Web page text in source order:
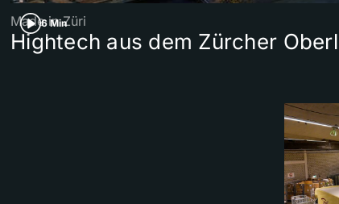
6 Min
Made in Züri
Hightech aus dem Zürcher